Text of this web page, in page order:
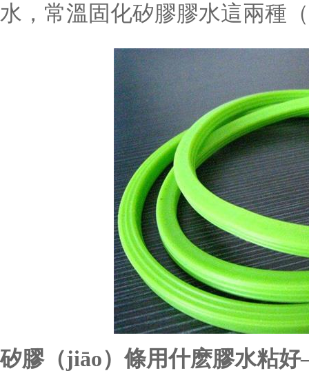
水，常溫固化矽膠膠水這兩種
矽膠（jiāo）條用什麽膠水粘好